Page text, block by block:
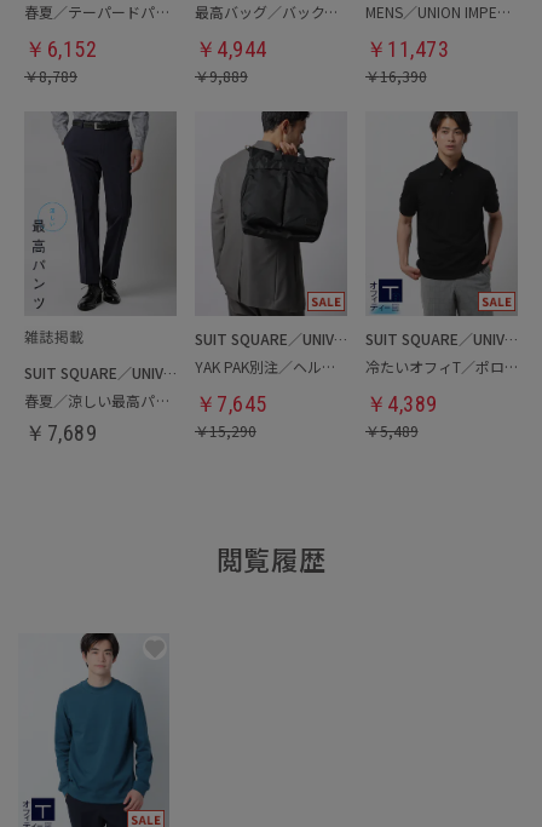
春夏／テーパードパンツ
￥ 6,152
￥8,789
最高バッグ／バックパック
￥ 4,944
￥9,889
MENS／UNION IMPERIAL監修／コインローファー
￥ 11,473
￥16,390
SUIT SQUARE／UNIVERSAL LANGUAGE
春夏／涼しい最高パンツ
￥ 7,689
SUIT SQUARE／UNIVERSAL LANGUAGE
YAK PAK別注／ヘルメットバッグ
￥ 7,645
￥15,290
SUIT SQUARE／UNIVERSAL LANGUAGE
冷たいオフィT／ポロシャツ
￥ 4,389
￥5,489
閲覧履歴